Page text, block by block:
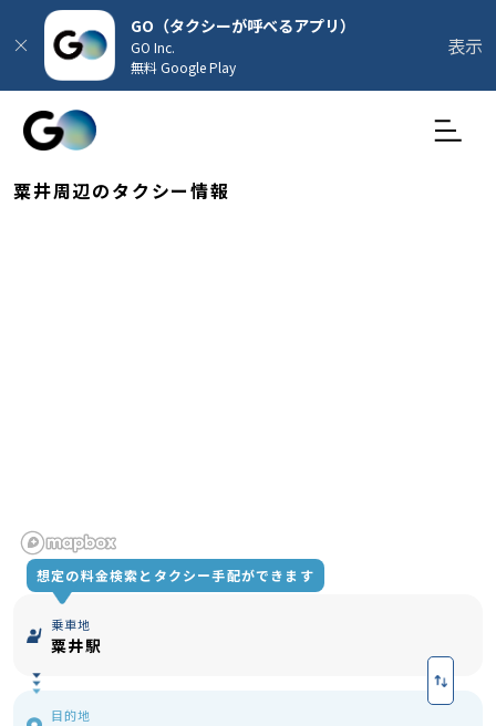
GO（タクシーが呼べるアプリ）
GO Inc.
無料 Google Play
表示
粟井周辺のタクシー情報
想定の料金検索とタクシー手配ができます
乗車地
粟井駅
目的地